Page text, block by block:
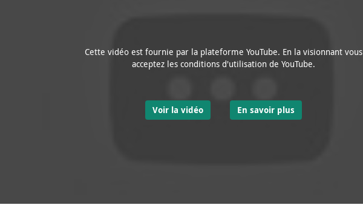
Cette vidéo est fournie par la plateforme YouTube. En la visionnant vous
acceptez les conditions d'utilisation de YouTube.
Voir la vidéo En savoir plus